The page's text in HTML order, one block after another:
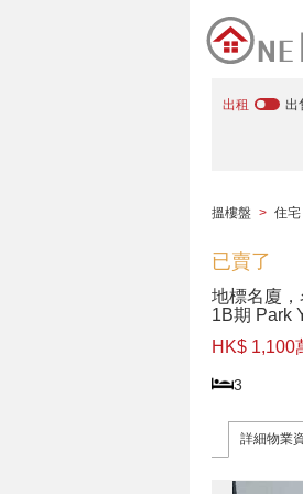
出租 出
搵樓盤 > 住宅
已賣了
地標名廈
1B期 Park
HK$ 1,100
3
詳細物業